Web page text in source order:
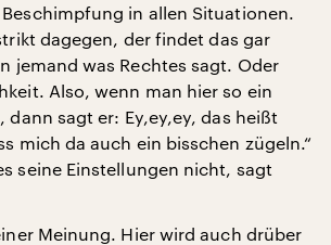
in allen Situationen.
dagegen, der findet das gar
jemand was Rechtes sagt. Oder
Also, wenn man hier so ein
dann sagt er: Ey,ey,ey, das heißt
mich da auch ein bisschen zügeln.“
seine Einstellungen nicht, sagt
Meinung. Hier wird auch drüber